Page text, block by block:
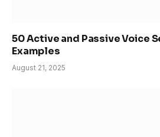
50 Active and Passive Voice
Examples
August 21, 2025